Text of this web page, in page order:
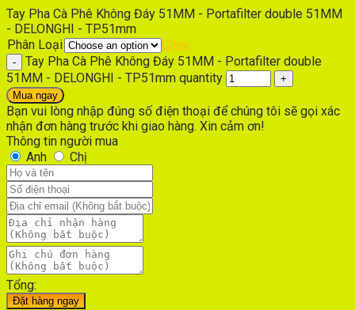
Tay Pha Cà Phê Không Đáy 51MM - Portafilter double 51MM
- DELONGHI - TP51mm
Phân Loại
Clear
Tay Pha Cà Phê Không Đáy 51MM - Portafilter double
51MM - DELONGHI - TP51mm quantity
Mua ngay
Bạn vui lòng nhập đúng số điện thoại để chúng tôi sẽ gọi xác
nhận đơn hàng trước khi giao hàng. Xin cảm ơn!
Thông tin người mua
Anh
Chị
Tổng:
Đặt hàng ngay